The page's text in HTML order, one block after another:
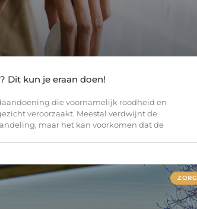
Dit kun je eraan doen!
die voornamelijk roodheid en
veroorzaakt. Meestal verdwijnt de
maar het kan voorkomen dat de
ZORG